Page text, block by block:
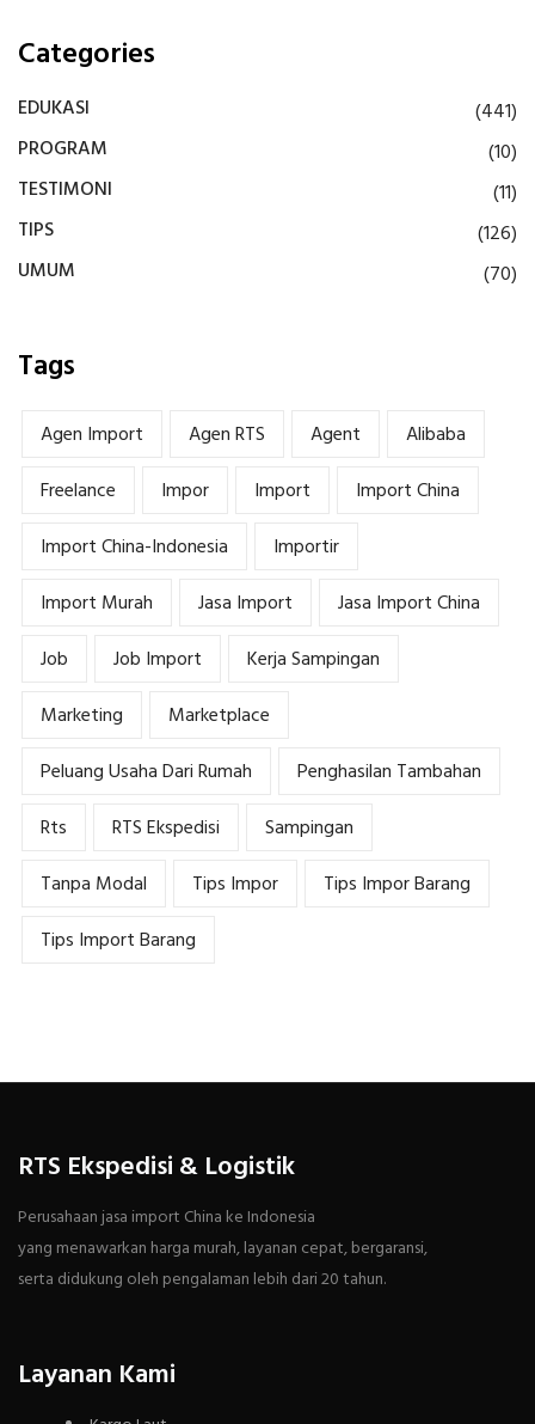
Categories
EDUKASI
(441)
PROGRAM
(10)
TESTIMONI
(11)
TIPS
(126)
UMUM
(70)
Tags
Agen Import Agen RTS Agent
Alibaba
Freelance
Impor Import
Import China
Import China-Indonesia
Importir
Import Murah
Jasa Import
Jasa Import China
Job
Job Import
Kerja Sampingan
Marketing
Marketplace
Peluang Usaha Dari Rumah
Penghasilan Tambahan
Rts
RTS Ekspedisi
Sampingan
Tanpa Modal
Tips Impor
Tips Impor Barang
Tips Import Barang
RTS Ekspedisi & Logistik
Perusahaan jasa import China ke Indonesia
yang menawarkan harga murah, layanan cepat, bergaransi,
serta didukung oleh pengalaman lebih dari 20 tahun.
Layanan Kami